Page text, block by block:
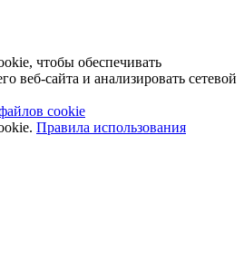
чтобы обеспечивать
веб-сайта и анализировать сетевой
cookie
Правила использования